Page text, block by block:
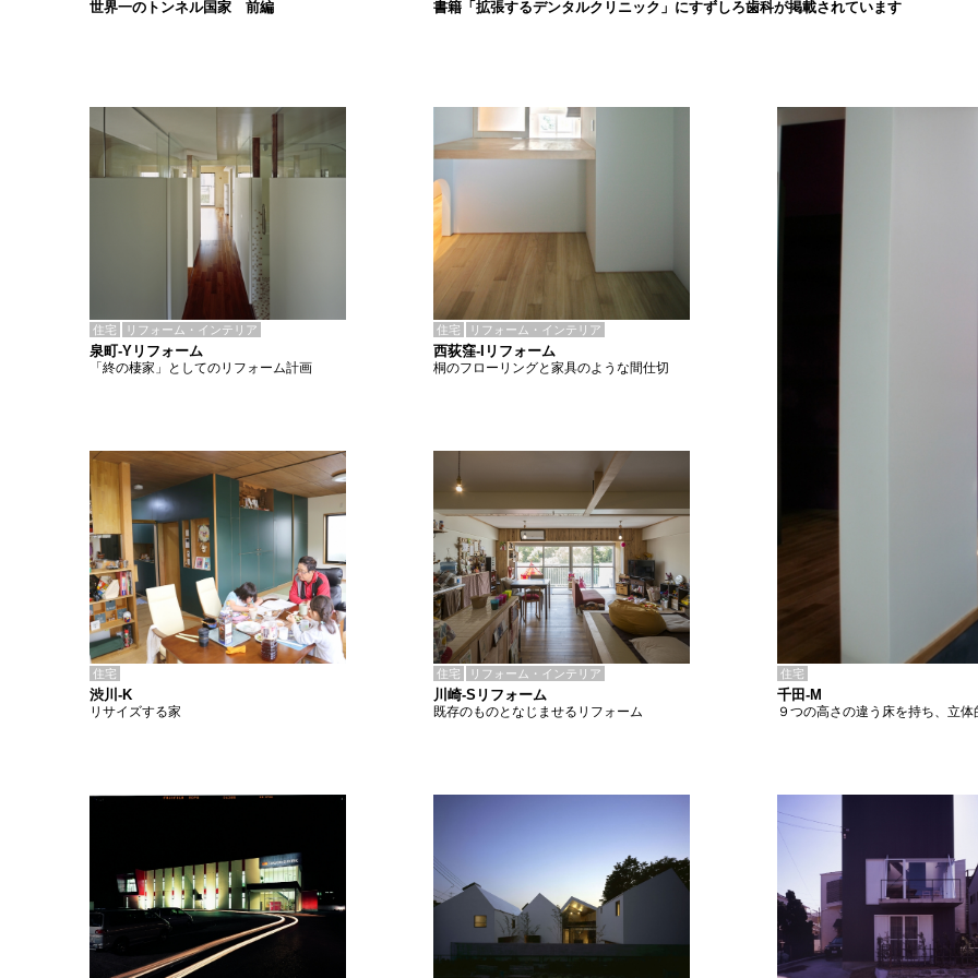
書籍「拡張するデンタルクリニック」にすずしろ歯科が掲載されています
世界一のトンネル国家 前編
住宅 リフォーム・インテリア
泉町-Yリフォーム
「終の棲家」としてのリフォーム計画
住宅 リフォーム・インテリア
西荻窪-Iリフォーム
桐のフローリングと家具のような間仕切
住宅
渋川-K
リサイズする家
住宅 リフォーム・インテリア
川崎-Sリフォーム
既存のものとなじませるリフォーム
住宅
千田-M
９つの高さの違う床を持ち、立体